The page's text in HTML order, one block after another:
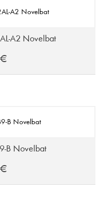
A2 Novelbat
B Novelbat